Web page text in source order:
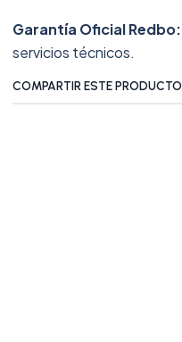
Garantía Oficial Redbo:
servicios técnicos.
COMPARTIR ESTE PRODUCTO